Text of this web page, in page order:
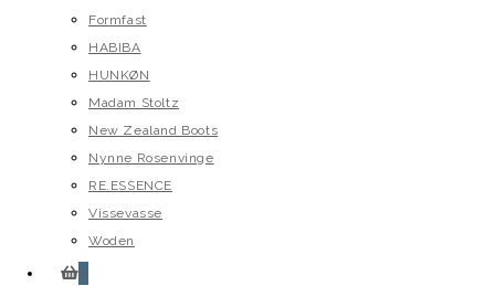
Formfast
HABIBA
HUNKØN
Madam Stoltz
New Zealand Boots
Nynne Rosenvinge
RE.ESSENCE
Vissevasse
Woden
0